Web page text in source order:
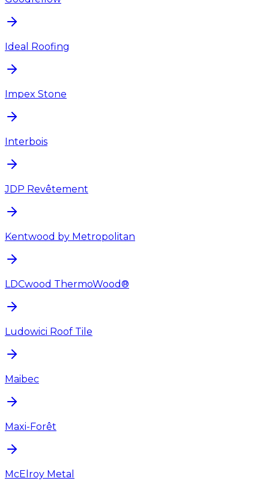
Ideal Roofing
Impex Stone
Interbois
JDP Revêtement
Kentwood by Metropolitan
LDCwood ThermoWood®
Ludowici Roof Tile
Maibec
Maxi-Forêt
McElroy Metal